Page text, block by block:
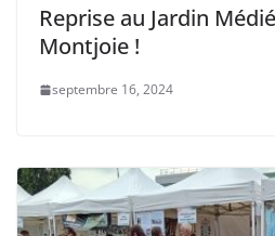
Reprise au Jardin
Montjoie !
septembre 16, 2024